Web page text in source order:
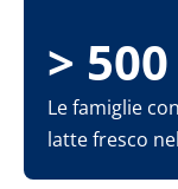
> 500
Le famiglie
latte fresco